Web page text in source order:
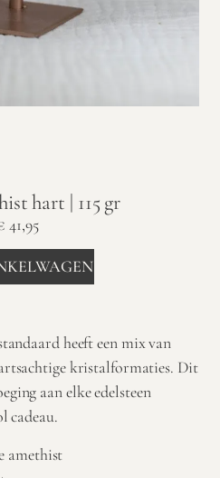
hart | 115 gr
41,95
heeft een mix van
kristalformaties. Dit
aan elke edelsteen
cadeau.
amethist